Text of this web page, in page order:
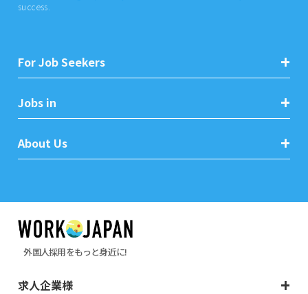
success.
For Job Seekers
Jobs in
About Us
外国人採用をもっと身近に!
求人企業様